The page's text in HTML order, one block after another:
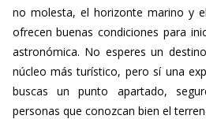
no molesta, el horizonte marino y
ofrecen buenas condiciones para
astronómica. No esperes un
núcleo más turístico, pero sí una
buscas un punto apartado,
personas que conozcan bien el